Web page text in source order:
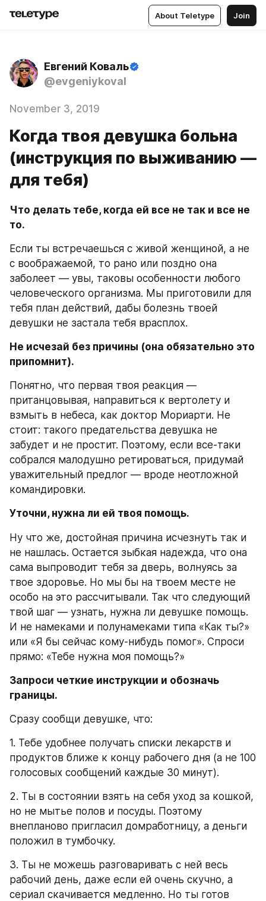
About Teletype Join
Евгений Коваль
@evgeniykoval
November 3, 2019
Когда твоя девушка больна
(инструкция по выживанию —
для тебя)
Что делать тебе, когда ей все не так и все не
то.
Если ты встречаешься с живой женщиной, а не
с воображаемой, то рано или поздно она
заболеет — увы, таковы особенности любого
человеческого организма. Мы приготовили для
тебя план действий, дабы болезнь твоей
девушки не застала тебя врасплох.
Не исчезай без причины (она обязательно это
припомнит).
Понятно, что первая твоя реакция —
пританцовывая, направиться к вертолету и
взмыть в небеса, как доктор Мориарти. Не
стоит: такого предательства девушка не
забудет и не простит. Поэтому, если все-таки
собрался малодушно ретироваться, придумай
уважительный предлог — вроде неотложной
командировки.
Уточни, нужна ли ей твоя помощь.
Ну что же, достойная причина исчезнуть так и
не нашлась. Остается зыбкая надежда, что она
сама выпроводит тебя за дверь, волнуясь за
твое здоровье. Но мы бы на твоем месте не
особо на это рассчитывали. Так что следующий
твой шаг — узнать, нужна ли девушке помощь.
И не намеками и полунамеками типа «Как ты?»
или «Я бы сейчас кому-нибудь помог». Спроси
прямо: «Тебе нужна моя помощь?»
Запроси четкие инструкции и обозначь
границы.
Сразу сообщи девушке, что:
1. Тебе удобнее получать списки лекарств и
продуктов ближе к концу рабочего дня (а не 100
голосовых сообщений каждые 30 минут).
2. Ты в состоянии взять на себя уход за кошкой,
но не мытье полов и посуды. Поэтому
внепланово пригласил домработницу, а деньги
положил в тумбочку.
3. Ты не можешь разговаривать с ней весь
рабочий день, даже если ей очень скучно, а
сериал скачивается медленно. Но ты готов